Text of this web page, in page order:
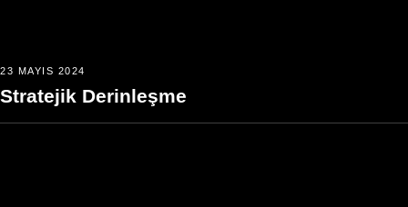
23 MAYIS 2024
Stratejik Derinleşme